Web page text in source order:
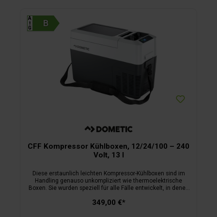
A
⭡
G
CFF Kompressor Kühlboxen, 12/24/100 – 240
Volt, 13 l
Diese erstaunlich leichten Kompressor-Kühlboxen sind im
Handling genauso unkompliziert wie thermoelektrische
Boxen. Sie wurden speziell für alle Fälle entwickelt, in denen
den Einsatz eines kompakteren Kompressors konnte das
349,00 €*